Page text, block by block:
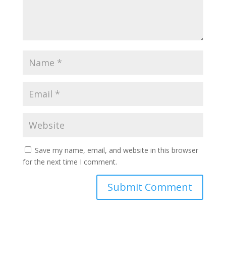
Save my name, email, and website in this browser
for the next time I comment.